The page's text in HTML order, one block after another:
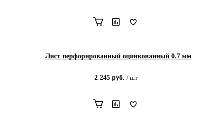
Лист перфорированный оцинкованный 0.7 мм
2 245руб. / шт